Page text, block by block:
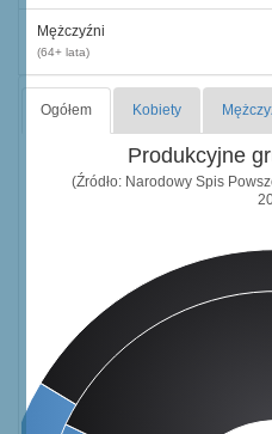
Mężczyźni
(64+ lata)
Ogółem Kobiety
Produkcyjne
(Źródło: Narodowy Spis